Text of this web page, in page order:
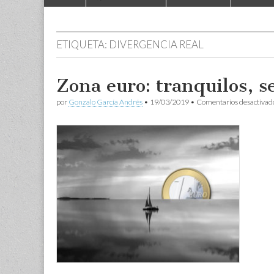
menu
ETIQUETA: DIVERGENCIA REAL
Zona euro: tranquilos,
por Gonzalo García Andrés • 19/03/2019 • Comentarios